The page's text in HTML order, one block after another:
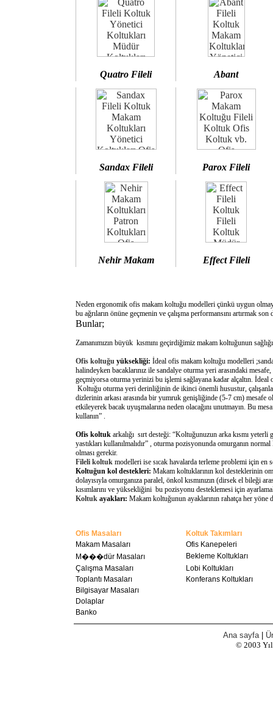
Quatro Fileli Abant
Sandax Fileli Parox Fileli
Nehir Makam Effect Fileli
Neden ergonomik ofis makam koltuğu modelleri çünkü uygun
bu ağrıların önüne geçmenin ve çalışma performansını artırmak
Bunlar;
Zamanımızın büyük kısmını geçirdiğimiz makam koltuğunun
Ofis koltuğu yüksekliği: İdeal ofis makam koltuğu modelleri
halindeyken bacaklarınız ile sandalye oturma yeri arasındaki
geçmiyorsa oturma yerinizi bu işlemi sağlayana kadar alçaltın.
Koltuğu oturma yeri derinliğinin de ikinci önemli husustur,
dizlerinin arkası arasında bir yumruk genişliğinde (5-7 cm) mesafe
etkileyerek bacak uyuşmalarına neden olacağını unutmayın. Bu
kullanın” .
Ofis koltuk arkalığı sırt desteği: “Koltuğunuzun arka kısmı
yastıkları kullanılmalıdır” , oturma pozisyonunda omurganın
olması gerekir.
Fileli koltuk modelleri ise sıcak havalarda terleme problemi için
Koltuğun kol destekleri: Makam koltuklarının kol desteklerinin
dolayısıyla omurganıza paralel, önkol kısmınızın (dirsek el bileği
kısımlarını ve yüksekliğini bu pozisyonu desteklemesi için
Koltuk ayakları: Makam koltuğunun ayaklarının rahatça her
Ofis Masaları
Koltuk Takımları
Makam Masaları
Ofis Kanepeleri
M���dür Masaları
Bekleme Koltukları
Çalışma Masaları
Lobi Koltukları
Toplantı Masaları
Konferans Koltukları
Bilgisayar Masaları
Dolaplar
Banko
Ana sayfa
© 2003